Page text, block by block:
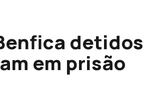
detidos
em prisão